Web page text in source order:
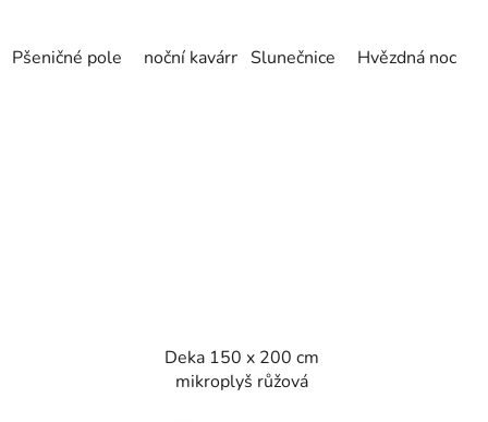
Pšeničné pole noční kavárna Slunečnice červený dům
Slunečnice Hvězdná noc
Deka 150 x 200 cm
mikroplyš růžová